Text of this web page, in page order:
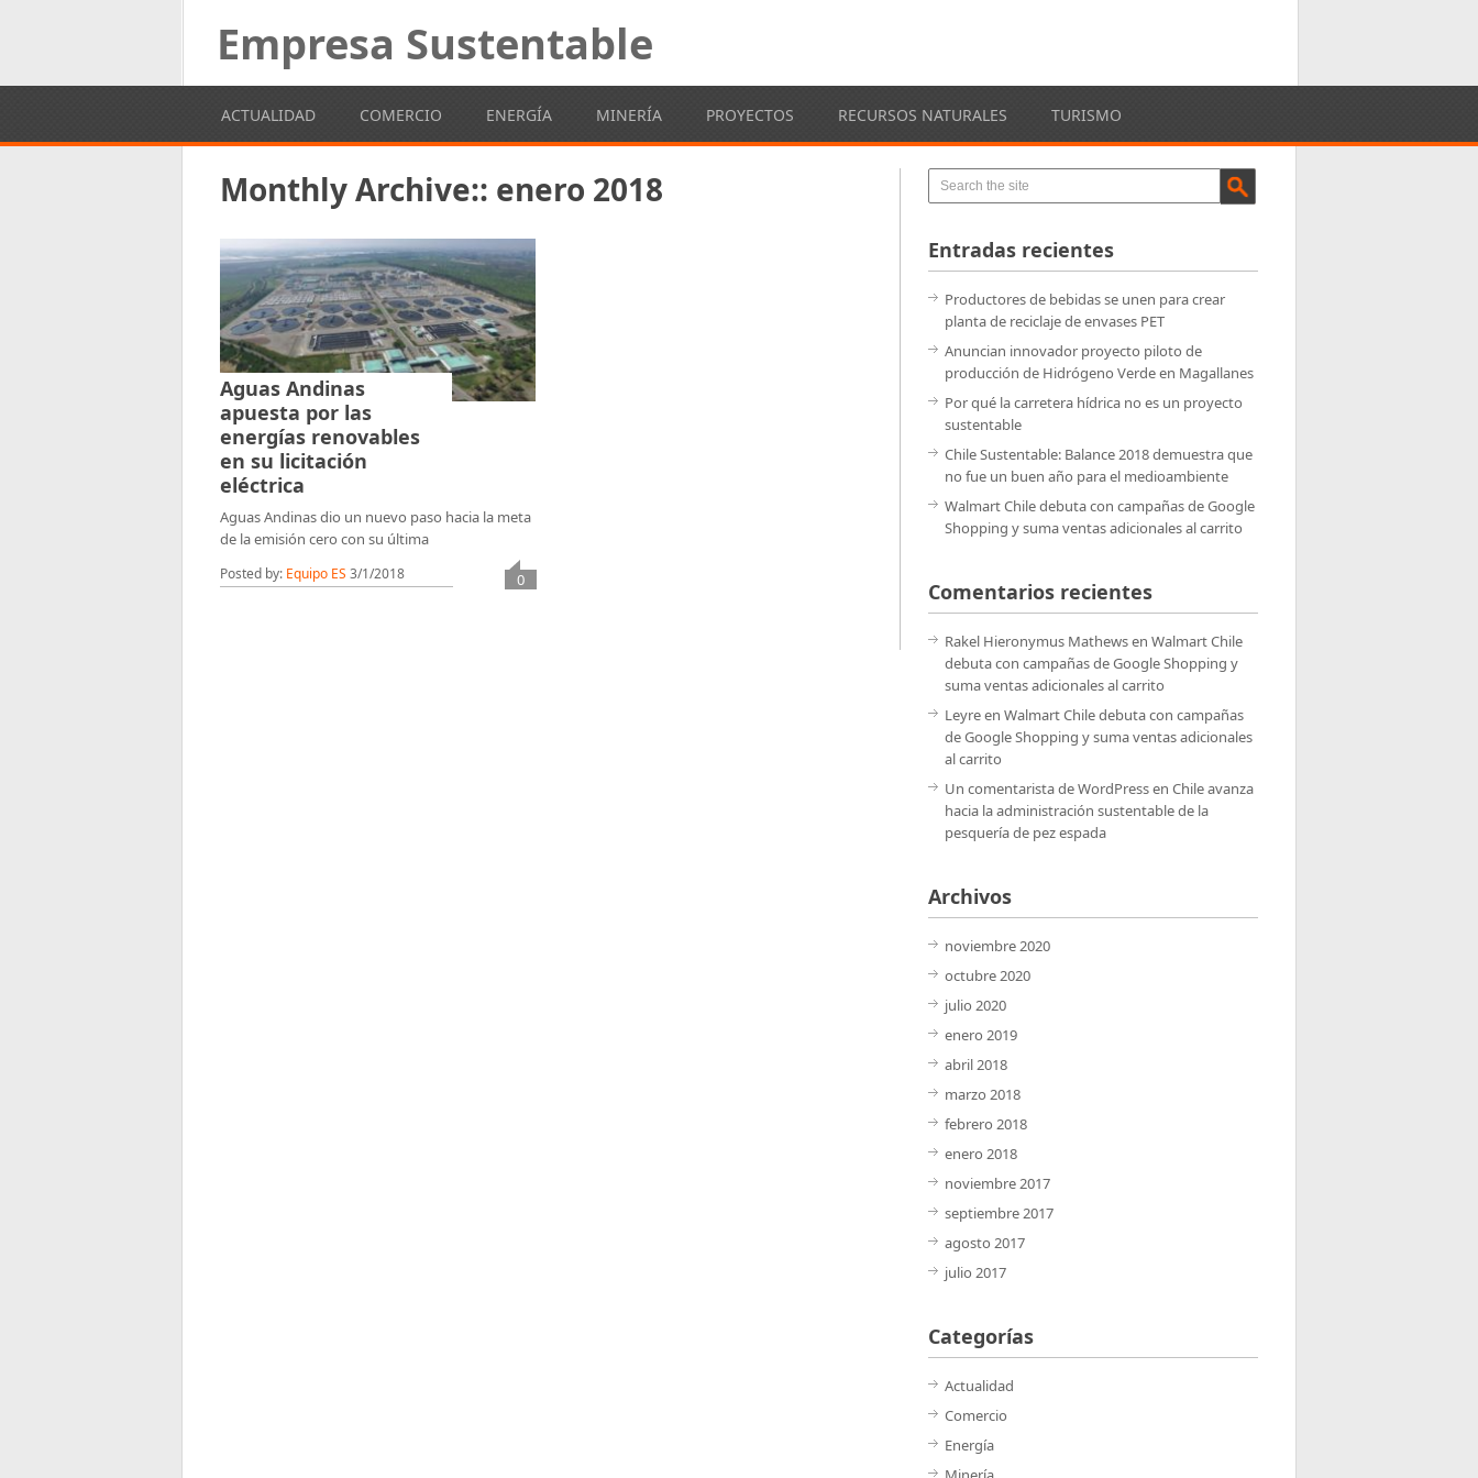
Empresa Sustentable
ACTUALIDAD COMERCIO ENERGÍA MINERÍA PROYECTOS RECURSOS NATURALES TURISMO
Monthly Archive:: enero 2018
Aguas Andinas
apuesta por las
energías renovables
en su licitación
eléctrica
Aguas Andinas dio un nuevo paso hacia la meta
de la emisión cero con su última
Posted by: Equipo ES 3/1/2018 0
Entradas recientes
Productores de bebidas se unen para crear
planta de reciclaje de envases PET
Anuncian innovador proyecto piloto de
producción de Hidrógeno Verde en Magallanes
Por qué la carretera hídrica no es un proyecto
sustentable
Chile Sustentable: Balance 2018 demuestra que
no fue un buen año para el medioambiente
Walmart Chile debuta con campañas de Google
Shopping y suma ventas adicionales al carrito
Comentarios recientes
Rakel Hieronymus Mathewsen Walmart Chile
debuta con campañas de Google Shopping y
suma ventas adicionales al carrito
Leyreen Walmart Chile debuta con campañas
de Google Shopping y suma ventas adicionales
al carrito
Un comentarista de WordPressen Chile avanza
hacia la administración sustentable de la
pesquería de pez espada
Archivos
noviembre 2020
octubre 2020
julio 2020
enero 2019
abril 2018
marzo 2018
febrero 2018
enero 2018
noviembre 2017
septiembre 2017
agosto 2017
julio 2017
Categorías
Actualidad
Comercio
Energía